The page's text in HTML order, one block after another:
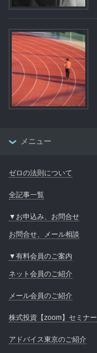
メニュー
ゼロの法則について
全記事一覧
▼お申込み、お問合せ
お問合せ、メール相談
▼有料会員のご案内
ネット会員のご紹介
メール会員のご紹介
株式投資【zoom】セミナー
アドバイス東京のご紹介